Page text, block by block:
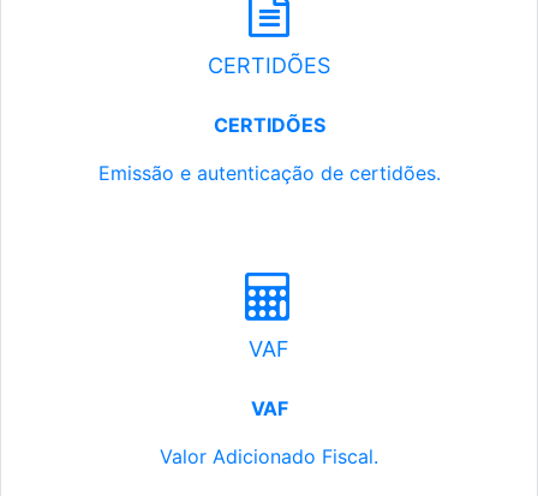
CERTIDÕES
CERTIDÕES
Emissão e autenticação de certidões.
VAF
VAF
Valor Adicionado Fiscal.